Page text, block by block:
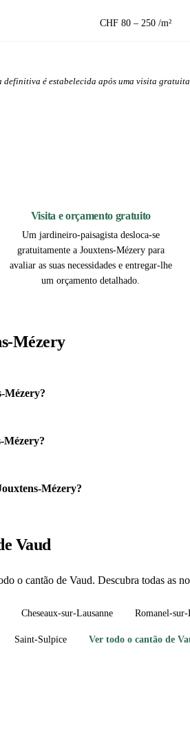
CHF 80 – 250 /m²
é estabelecida após uma visita
Visita e orçamento gratuito
Um jardineiro-paisagista desloca-se
gratuitamente a Jouxtens-Mézery para
avaliar as suas necessidades e entregar-lhe
um orçamento detalhado.
Mézery
Mézery?
Mézery?
Mézery?
Vaud
o cantão de Vaud. Descubra todas as
Cheseaux-sur-Lausanne Romanel-sur-
Saint-Sulpice Ver todo o cantão de